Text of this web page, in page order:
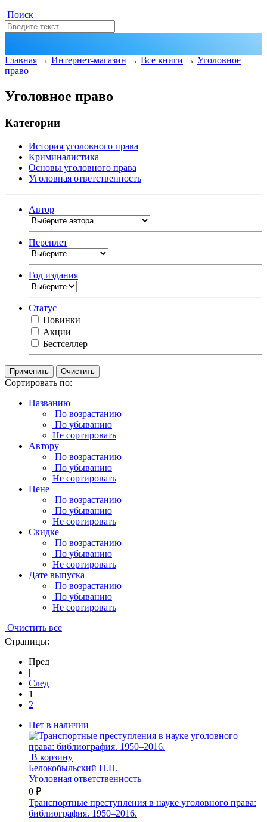
Поиск
Главная → Интернет-магазин → Все книги → Уголовное
право
Уголовное право
Категории
История уголовного права
Криминалистика
Основы уголовного права
Уголовная ответственность
Автор
Переплет
Год издания
Статус
Новинки
Акции
Бестселлер
Очистить
Сортировать по:
Названию
По возрастанию
По убыванию
Не сортировать
Автору
По возрастанию
По убыванию
Не сортировать
Цене
По возрастанию
По убыванию
Не сортировать
Скидке
По возрастанию
По убыванию
Не сортировать
Дате выпуска
По возрастанию
По убыванию
Не сортировать
Очистить все
Страницы:
Пред
|
След
1
2
Нет в наличии
В корзину
Белокобыльский Н.Н.
Уголовная ответственность
0 ₽
Транспортные преступления в науке уголовного права:
библиография. 1950–2016.